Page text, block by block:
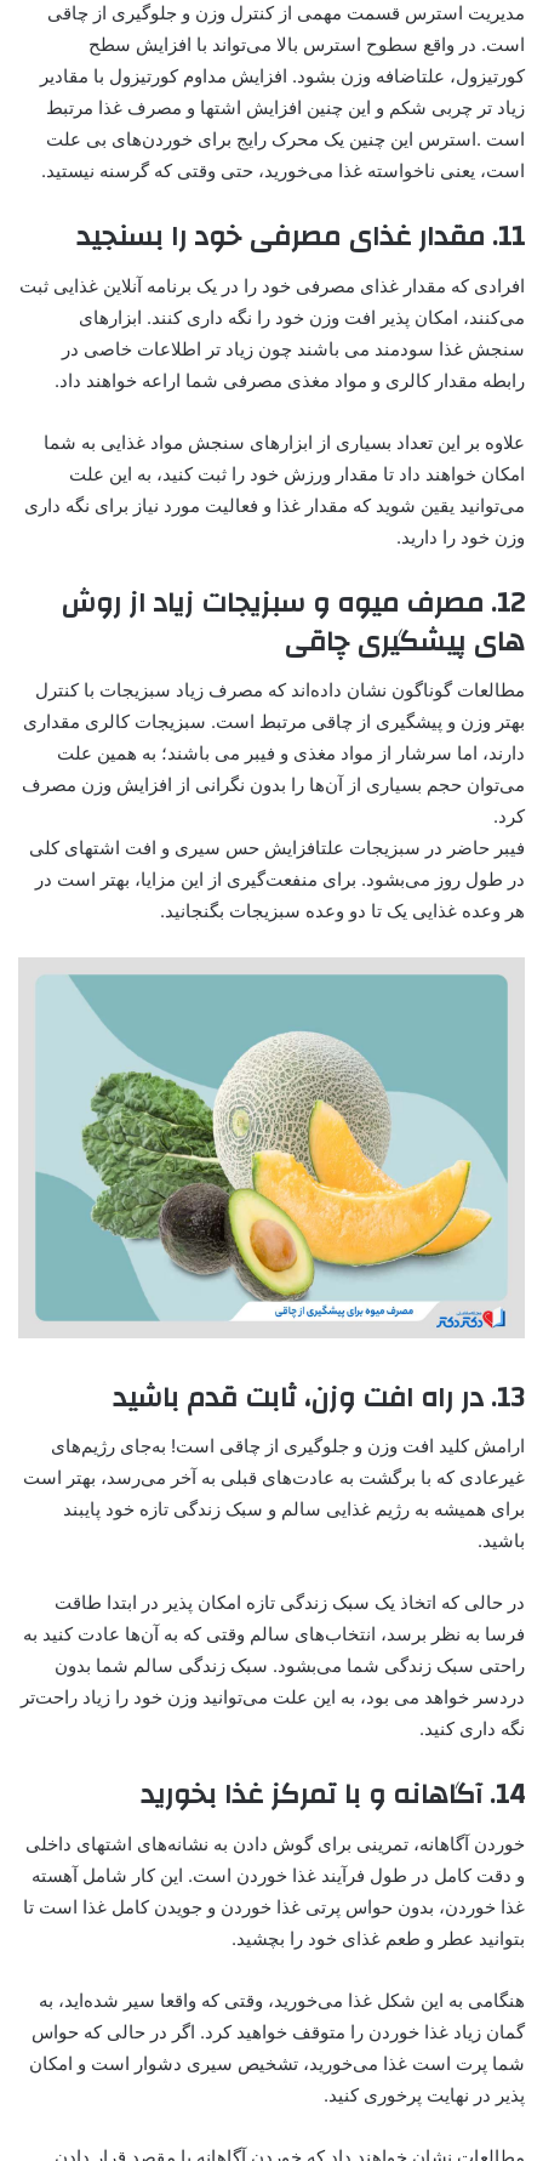
مدیریت استرس قسمت مهمی ‌از کنترل وزن و جلوگیری از چاقی
است. در واقع سطوح استرس بالا می‌تواند با افزایش سطح
کورتیزول، علتاضافه وزن بشود. افزایش مداوم کورتیزول با مقادیر
زیاد تر چربی شکم و این چنین افزایش اشتها و مصرف غذا مرتبط
است .استرس این چنین یک محرک رایج برای خوردن‌های بی علت
است، یعنی ناخواسته غذا می‌خورید، حتی وقتی که گرسنه نیستید.
11. مقدار غذای مصرفی خود را بسنجید
افرادی که مقدار غذای مصرفی خود را در یک برنامه آنلاین غذایی ثبت
می‌کنند، امکان پذیر افت وزن خود را نگه داری کنند. ابزار‌های
سنجش غذا سودمند می باشند چون زیاد تر اطلاعات خاصی در
رابطه مقدار کالری و مواد مغذی مصرفی شما اراعه خواهند داد.
علاوه بر این تعداد بسیاری از ابزارهای سنجش مواد غذایی به شما
امکان خواهند داد تا مقدار ورزش خود را ثبت کنید، به این علت
می‌توانید یقین شوید که مقدار غذا و فعالیت مورد نیاز برای نگه داری
وزن خود را دارید.
12. مصرف میوه و سبزیجات زیاد از روش
های پیشگیری چاقی
مطالعات گوناگون نشان داده‌اند که مصرف زیاد سبزیجات با کنترل
بهتر وزن و پیشگیری از چاقی مرتبط است. سبزیجات کالری مقداری
دارند، اما سرشار از مواد مغذی و فیبر می باشند؛ به همین علت
می‌توان حجم بسیاری از آن‌ها را بدون نگرانی از افزایش وزن مصرف
کرد.
فیبر حاضر در سبزیجات علتافزایش حس سیری و افت اشتهای کلی
در طول روز می‌بشود. برای منفعت‌گیری از این مزایا، بهتر است در
هر وعده غذایی یک تا دو وعده سبزیجات بگنجانید.
13. در راه افت وزن، ثابت قدم باشید
ارامش کلید افت وزن و جلوگیری از چاقی است! به‌جای رژیم‌های
غیرعادی که با برگشت به عادت‌های قبلی به آخر می‌رسد، بهتر است
برای همیشه به رژیم غذایی سالم و سبک زندگی تازه خود پایبند
باشید.
در حالی که اتخاذ یک سبک زندگی تازه امکان پذیر در ابتدا طاقت
فرسا به نظر برسد، انتخاب‌های سالم وقتی که به آن‌ها عادت کنید به
راحتی سبک زندگی شما می‌بشود. سبک زندگی سالم شما بدون
دردسر خواهد می بود، به این علت می‌توانید وزن خود را زیاد راحت‌تر
نگه داری کنید.
14. آگاهانه و با تمرکز غذا بخورید
خوردن آگاهانه، تمرینی برای گوش دادن به نشانه‌های اشتهای داخلی
و دقت کامل در طول فرآیند غذا خوردن است. این کار شامل آهسته
غذا خوردن، بدون حواس پرتی غذا خوردن و جویدن کامل غذا است تا
بتوانید عطر و طعم غذای خود را بچشید.
هنگامی به این شکل غذا می‌خورید، وقتی که واقعا سیر شده‌اید، به
گمان زیاد غذا خوردن را متوقف خواهید کرد. اگر در حالی که حواس
شما پرت است غذا می‌خورید، تشخیص سیری دشوار است و امکان
پذیر در نهایت پرخوری کنید.